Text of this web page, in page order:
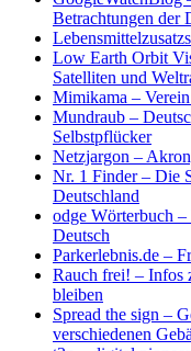
Betrachtungen der
Low Earth Orbit
Satelliten und
Mimikama –
Mundraub –
Selbstpflücker
Netzjargon –
Nr. 1 Finder – Die
Deutschland
odge Wörterbuch
Deutsch
Parkerlebnis.de –
Rauch frei! – Infos
bleiben
Spread the sign –
verschiedenen